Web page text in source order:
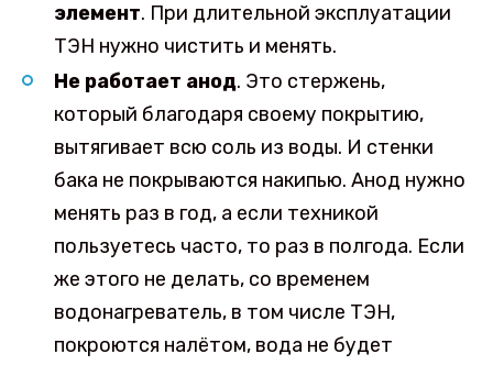
элемент. При длительной эксплуатации
ТЭН нужно чистить и менять.
Не работает анод. Это стержень,
который благодаря своему покрытию,
вытягивает всю соль из воды. И стенки
бака не покрываются накипью. Анод нужно
менять раз в год, а если техникой
пользуетесь часто, то раз в полгода. Если
же этого не делать, со временем
водонагреватель, в том числе ТЭН,
покроются налётом, вода не будет